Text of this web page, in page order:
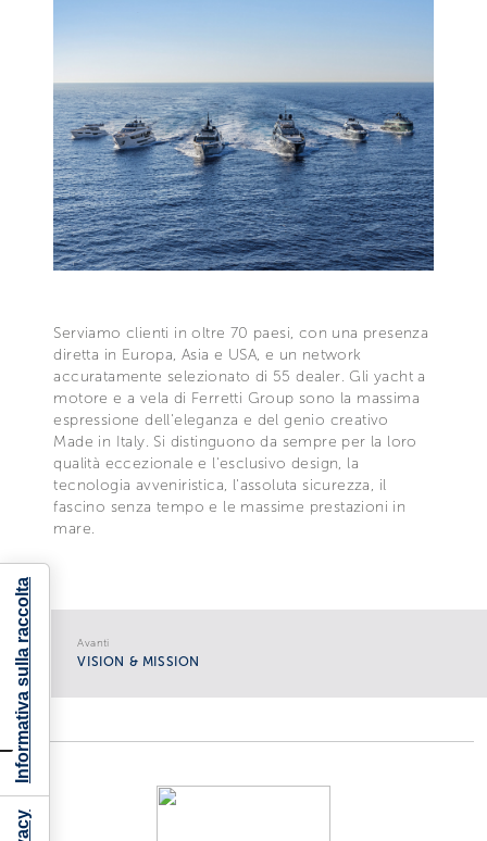
Serviamo clienti in oltre 70 paesi, con una presenza
diretta in Europa, Asia e USA, e un network
accuratamente selezionato di 55 dealer. Gli yacht a
motore e a vela di Ferretti Group sono la massima
espressione dell'eleganza e del genio creativo
Made in Italy. Si distinguono da sempre per la loro
qualità eccezionale e l'esclusivo design, la
tecnologia avveniristica, l'assoluta sicurezza, il
fascino senza tempo e le massime prestazioni in
mare.
Avanti
VISION & MISSION
Informativa sulla raccolta